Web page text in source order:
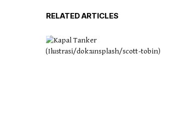
RELATED ARTICLES